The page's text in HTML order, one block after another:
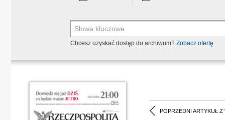
Chcesz uzyskać dostęp do archiwum? Zobacz ofertę
POPRZEDNI ARTYKUŁ Z